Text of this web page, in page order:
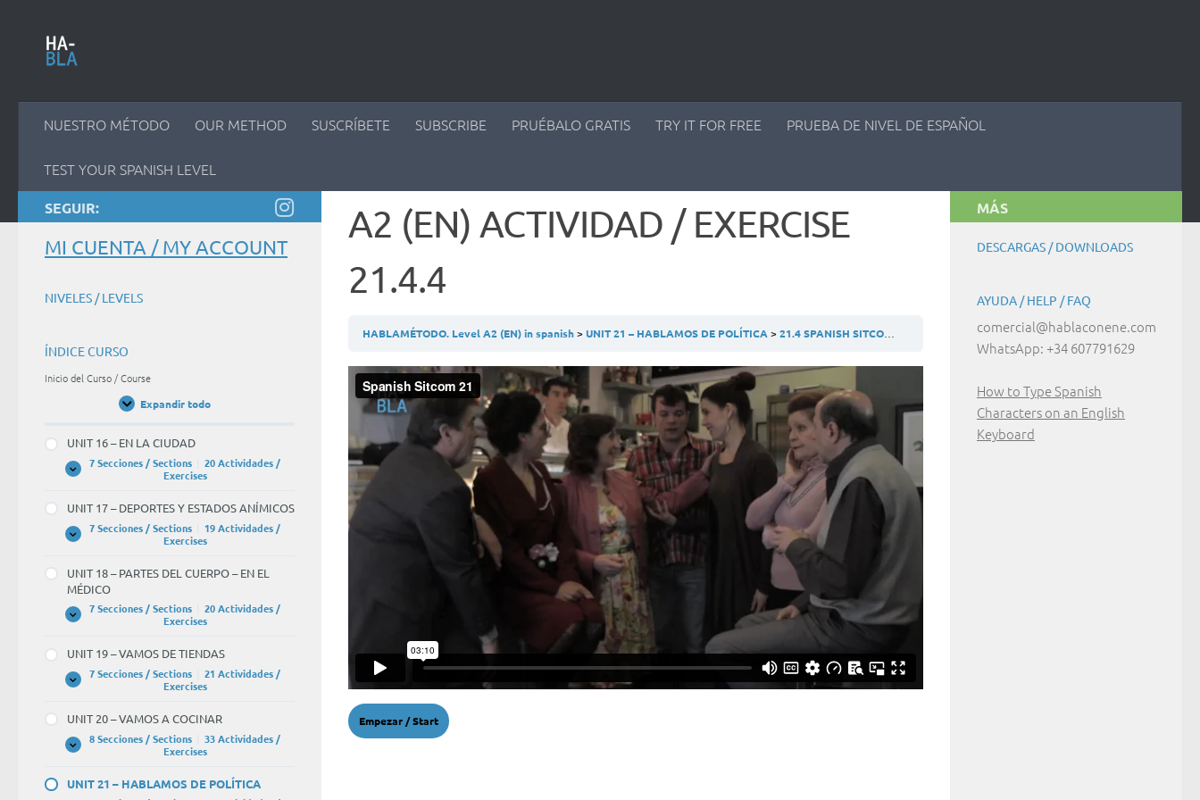
NUESTRO MÉTODO OUR METHOD SUSCRÍBETE SUBSCRIBE PRUÉBALO GRATIS TRY IT FOR FREE PRUEBA DE NIVEL DE ESPAÑOL
TEST YOUR SPANISH LEVEL
A2 (EN) ACTIVIDAD / EXERCISE
21.4.4
HABLAMÉTODO. Level A2 (EN) in spanish UNIT 21 – HABLAMOS DE POLÍTICA 21.4 SPANISH SITCOM A2 (EN) ACTIVIDAD / EXERCISE 21.4.4
SEGUIR:
MI CUENTA / MY ACCOUNT
NIVELES / LEVELS
ÍNDICE CURSO
Inicio del Curso / Course
Expandir todo
Unidades
UNIT 16 – EN LA CIUDAD
Expandir
UNIT
EN
LA
CIUDAD
7 Secciones / Sections
20 Actividades /
Exercises
UNIT 17 – DEPORTES Y ESTADOS ANÍMICOS
Expandir
UNIT
DEPORTES
Y
ANÍMICOS
7 Secciones / Sections
19 Actividades /
Exercises
UNIT 18 – PARTES DEL CUERPO – EN EL
MÉDICO
Expandir
UNIT
PARTES
DEL
CUERPO
EL
7 Secciones / Sections
20 Actividades /
Exercises
UNIT 19 – VAMOS DE TIENDAS
Expandir
UNIT
VAMOS
DE
TIENDAS
7 Secciones / Sections
21 Actividades /
Exercises
UNIT 20 – VAMOS A COCINAR
Expandir
UNIT
VAMOS
8 Secciones / Sections
33 Actividades /
Exercises
UNIT 21 – HABLAMOS DE POLÍTICA
MÁS
DESCARGAS / DOWNLOADS
AYUDA / HELP / FAQ
comercial@hablaconene.com
WhatsApp: +34 607791629
How to Type Spanish
Characters on an English
Keyboard